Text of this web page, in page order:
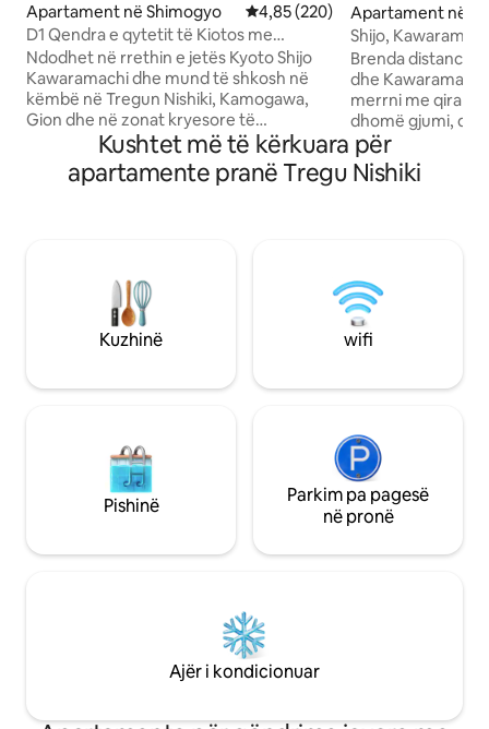
Apartament në Shimogyo Vlerësimi mesatar 4,85 nga 5,
4,85 (220)
D1 Qendra e qytetit të Kiotos me
ashensor dhe ballkon, banjë dhe vaskë
të reja, qëndrim i rehatshëm afatgjatë,
përvojë e rrallë në kuzhinën e madhe
Showa, tregu Nishiki, Kamogawa, Gion
në distancë ecjeje
Ndodhet në rrethin e jetës Kyoto Shijo
Kawaramachi dhe mund të shkosh në
këmbë në Tregun Nishiki, Kamogawa,
Gion dhe në zonat kryesore të
blerjeve.Kthehu majtas poshtë në
ndërtesë dhe ec për 5 sekonda për të
gjetur restorantin e panjohur, një perlë
një hapësirë të zhytur në histori. Kuzhina
është e shijshme dhe çmimi është
shumë i arsyeshëm. Është një përvojë
lokale e rrallë. Përveç kësaj, nëse
të gjesh një rrugë me restorante
minutë. Atje mund të shijosh edhe
specialitetet e famshme të Kansai. Ka
një 7-Eleven poshtë me një përzgjedhje
të gjerë të ëmbëlsirave me oriz, bukës,
ndryshme.Rreth 3 minuta më këmbë,
më të mira në të gjithë Kioton, me një
gamë të gjerë produktesh të freskëta,
frutash deti, frutash, buke dhe artikujsh
të përditshëm, dhe çmimet janë
supermarketet aty pranë! Dhoma ka një
Apartament në
Shijo,
Qëndrim
OK | Nintendo
çiftet e martuara
Brenda distancës
dhe
merrni me qira
dhomë gjumi,
kuzhinë, të
Është një dhomë
dhe familje me 3
artizanë
të prodhuar në
Switch. ・Strehimi: 1 dhomë gjumi (2
krevate tek) +
qëndrime
krevat fëmijësh. ・Ushqimi: Kuzhina
është e pajisur
pëlqejë atyre që
vetë. Mund të
ushqimore
gatimin. Ka
bagazheve. Ka
Kushtet më të kërkuara për
apartamente pranë Tregu Nishiki
Kuzhinë wifi
Pishinë
Parkim pa pagesë
në pronë
Ajër i kondicionuar